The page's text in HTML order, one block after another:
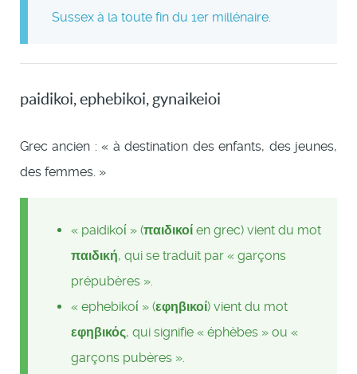
Sussex à la toute fin du 1er millénaire.
paidikoi, ephebikoi, gynaikeioi
Grec ancien : « à destination des enfants, des jeunes,
des femmes. »
« paidikoί » (παιδικοί en grec) vient du mot
παιδική, qui se traduit par « garçons
prépubères ».
« ephebikoί » (εφηβικοί) vient du mot
εφηβικός, qui signifie « éphèbes » ou «
garçons pubères ».